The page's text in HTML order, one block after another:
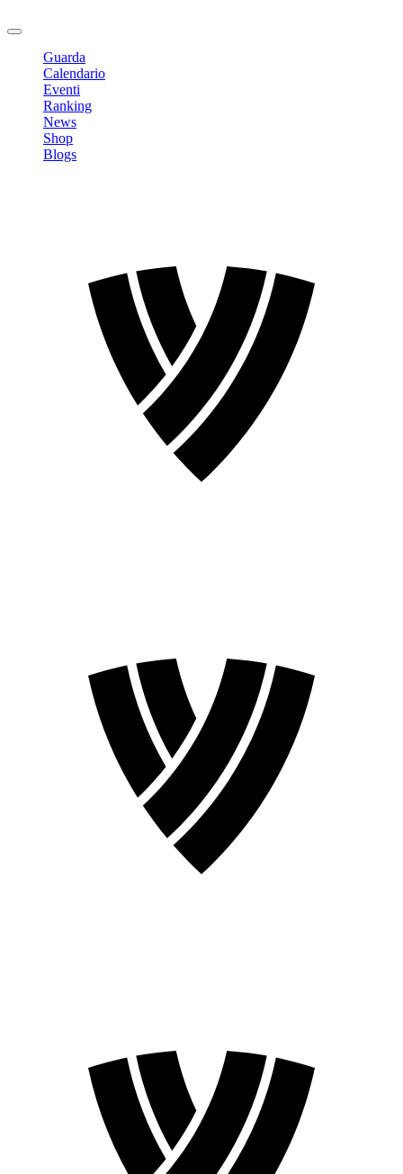
Guarda
Calendario
Eventi
Ranking
News
Shop
Blogs